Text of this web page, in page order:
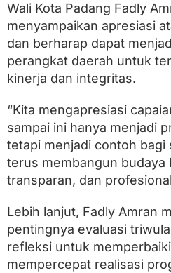
a
a
n
W
B
K
k
D
i
n
a
k
i
n
a
d
Wali Kota Padang Fadly
menyampaikan apresiasi
dan berharap dapat
perangkat daerah untuk
kinerja dan integritas.
“Kita mengapresiasi
sampai ini hanya menjadi
tetapi menjadi contoh bagi
terus membangun budaya
transparan, dan
Lebih lanjut, Fadly Amran
pentingnya evaluasi
refleksi untuk
mempercepat realisasi